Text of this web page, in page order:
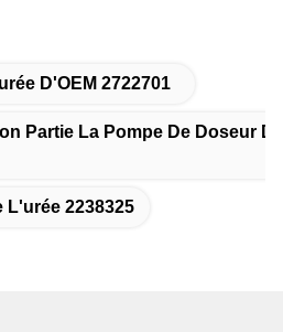
D'OEM 2722701
Partie La Pompe De Doseur
L'urée 2238325